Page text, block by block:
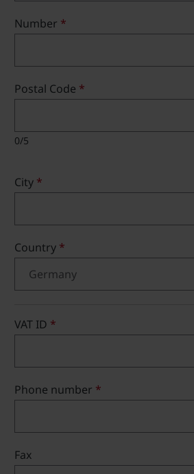
Number *
Postal Code *
0/5
City *
Country *
VAT ID *
Phone number *
Fax